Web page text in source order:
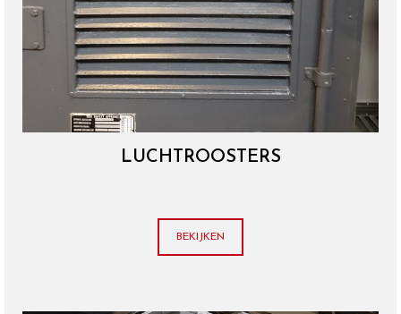
LUCHTROOSTERS
BEKIJKEN